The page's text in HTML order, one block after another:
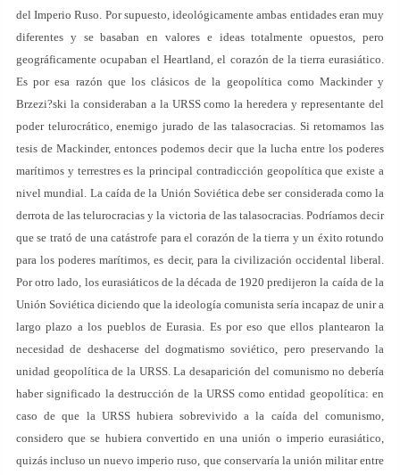
del Imperio Ruso. Por supuesto, ideológicamente ambas entidades eran muy
diferentes y se basaban en valores e ideas totalmente opuestos, pero
geográficamente ocupaban el Heartland, el corazón de la tierra eurasiático.
Es por esa razón que los clásicos de la geopolítica como Mackinder y
Brzezi?ski la consideraban a la URSS como la heredera y representante del
poder telurocrático, enemigo jurado de las talasocracias. Si retomamos las
tesis de Mackinder, entonces podemos decir que la lucha entre los poderes
marítimos y terrestres es la principal contradicción geopolítica que existe a
nivel mundial. La caída de la Unión Soviética debe ser considerada como la
derrota de las telurocracias y la victoria de las talasocracias. Podríamos decir
que se trató de una catástrofe para el corazón de la tierra y un éxito rotundo
para los poderes marítimos, es decir, para la civilización occidental liberal.
Por otro lado, los eurasiáticos de la década de 1920 predijeron la caída de la
Unión Soviética diciendo que la ideología comunista sería incapaz de unir a
largo plazo a los pueblos de Eurasia. Es por eso que ellos plantearon la
necesidad de deshacerse del dogmatismo soviético, pero preservando la
unidad geopolítica de la URSS. La desaparición del comunismo no debería
haber significado la destrucción de la URSS como entidad geopolítica: en
caso de que la URSS hubiera sobrevivido a la caída del comunismo,
considero que se hubiera convertido en una unión o imperio eurasiático,
quizás incluso un nuevo imperio ruso, que conservaría la unión militar entre